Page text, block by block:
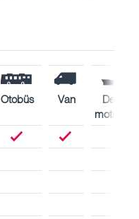
Otobüs Van
Deniz
motorları